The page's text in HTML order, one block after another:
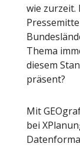
wie zurzeit.
Thema
diesem
präsent?
Mit
bei